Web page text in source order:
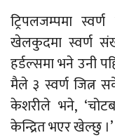
ट्रिपलजम्पमा
खेलकुदमा स्वर्ण
हर्डल्समा भने उनी
मैले ३ स्वर्ण जित्न
केशरीले भने,
केन्द्रित भएर खेल्छु ।’